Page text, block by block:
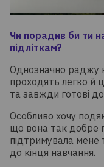
Чи порадив би ти
підліткам?
Однозначно раджу
проходять легко й
та завжди готові
Особливо хочу
що вона так добре
підтримувала мене
до кінця навчання.